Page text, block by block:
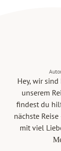
Hey, wir
unserem
findest du
nächste
mit viel